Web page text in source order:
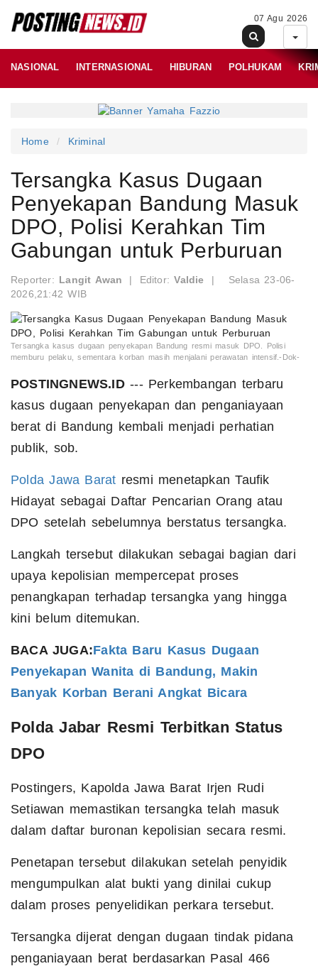
07 Agu 2026
NASIONAL INTERNASIONAL HIBURAN POLHUKAM
Home Kriminal
Tersangka Kasus Dugaan
Penyekapan Bandung Masuk
DPO, Polisi Kerahkan Tim
Gabungan untuk Perburuan
Reporter: Langit Awan | Editor:Valdie |
Selasa 23-06-
2026,21:42 WIB
Tersangka kasus dugaan penyekapan Bandung resmi masuk DPO. Polisi
memburu pelaku, sementara korban masih menjalani perawatan intensif.-Dok-
POSTINGNEWS.ID--- Perkembangan terbaru
kasus dugaan penyekapan dan penganiayaan
berat di Bandung kembali menjadi perhatian
publik, sob.
Polda Jawa Barat resmi menetapkan Taufik
Hidayat sebagai Daftar Pencarian Orang atau
DPO setelah sebelumnya berstatus tersangka.
Langkah tersebut dilakukan sebagai bagian dari
upaya kepolisian mempercepat proses
penangkapan terhadap tersangka yang hingga
kini belum ditemukan.
BACA JUGA:Fakta Baru Kasus Dugaan
Penyekapan Wanita di Bandung, Makin
Banyak Korban Berani Angkat Bicara
Polda Jabar Resmi Terbitkan Status
DPO
Postingers, Kapolda Jawa Barat Irjen Rudi
Setiawan memastikan tersangka telah masuk
dalam daftar buronan kepolisian secara resmi.
Penetapan tersebut dilakukan setelah penyidik
mengumpulkan alat bukti yang dinilai cukup
dalam proses penyelidikan perkara tersebut.
Tersangka dijerat dengan dugaan tindak pidana
penganiayaan berat berdasarkan Pasal 466